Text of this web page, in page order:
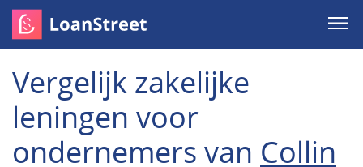
Vergelijk zakelijke
leningen voor
ondernemers van Collin